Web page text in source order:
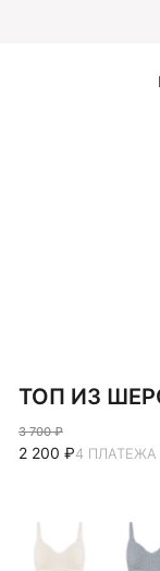
ТОП ИЗ
3 700 ₽
2 200 ₽4 ПЛАТЕЖА